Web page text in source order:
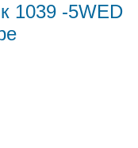
1039 -5WED